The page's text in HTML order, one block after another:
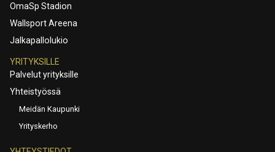
OmaSp Stadion
Wallsport Areena
Jalkapallolukio
YRITYKSILLE
Palvelut yrityksille
Yhteistyössä
Meidän Kaupunki
Yrityskerho